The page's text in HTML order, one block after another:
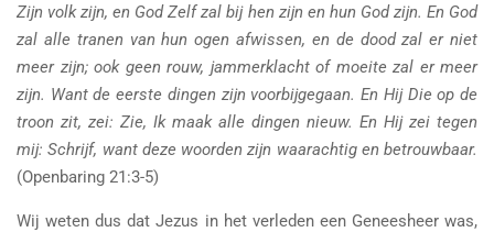
Zijn volk zijn, en God Zelf zal bij hen zijn en hun God zijn. En God
zal alle tranen van hun ogen afwissen, en de dood zal er niet
meer zijn; ook geen rouw, jammerklacht of moeite zal er meer
zijn. Want de eerste dingen zijn voorbijgegaan. En Hij Die op de
troon zit, zei: Zie, Ik maak alle dingen nieuw. En Hij zei tegen
mij: Schrijf, want deze woorden zijn waarachtig en betrouwbaar.
(Openbaring 21:3-5)
Wij weten dus dat Jezus in het verleden een Geneesheer was,